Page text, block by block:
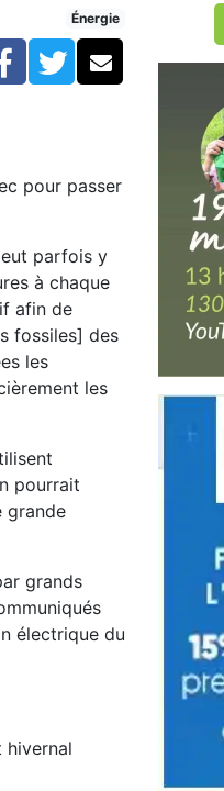
Québec
Énergie
Facebook
TwitterCourriel
pour passer
parfois y
à chaque
afin de
fossiles] des
les
les
pourrait
grande
grands
électrique du
hivernal